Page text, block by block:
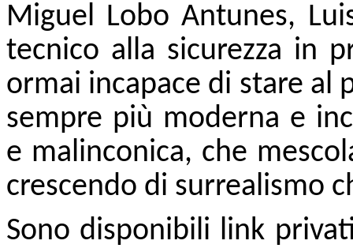
Miguel Lobo Antunes,
tecnico alla sicurezza in
ormai incapace di stare al
sempre più moderna e
e malinconica, che
crescendo di surrealismo
Sono disponibili link